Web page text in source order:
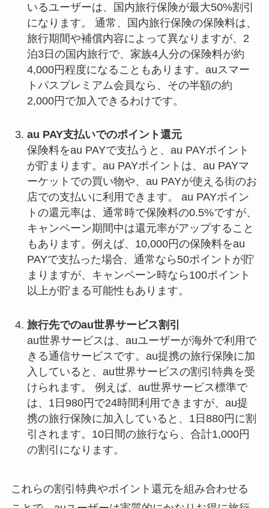
いるユーザーは、国内旅行保険が最大50%割引
になります。 通常、国内旅行保険の保険料は、
旅行期間や補償内容によって異なりますが、2
泊3日の国内旅行で、家族4人分の保険料が約
4,000円程度になることもあります。auスマー
トパスプレミアム会員なら、その半額の約
2,000円で加入できるわけです。
au PAY支払いでのポイント還元
保険料をau PAYで支払うと、au PAYポイント
が貯まります。au PAYポイントは、au PAYマ
ーケットでの買い物や、au PAYが使える街のお
店での支払いに利用できます。 au PAYポイン
トの還元率は、通常時で保険料の0.5%ですが、
キャンペーン期間中は還元率がアップすること
もあります。例えば、10,000円の保険料をau
PAYで支払った場合、通常なら50ポイントが貯
まりますが、キャンペーン時なら100ポイント
以上が貯まる可能性もあります。
旅行先でのau世界サービス割引
au世界サービスは、auユーザーが海外で利用で
きる通信サービスです。au提携の旅行保険に加
入していると、au世界サービスの割引特典を受
けられます。 例えば、au世界サービス標準で
は、1日980円で24時間利用できますが、au提
携の旅行保険に加入していると、1日880円に割
引されます。10日間の旅行なら、合計1,000円
の割引になります。
これらの割引特典やポイント還元を組み合わせる